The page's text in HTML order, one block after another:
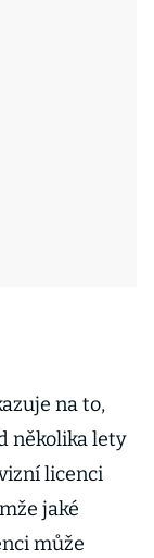
na to,
několika lety
licenci
jaké
může